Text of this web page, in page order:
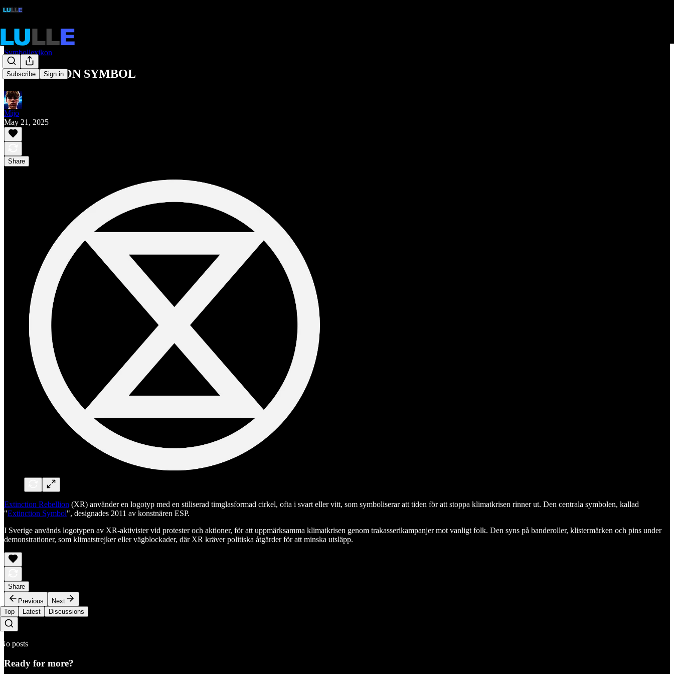
Subscribe Sign in
Symbollexikon
EXTINCTION SYMBOL
Mijo
May 21, 2025
Share
Extinction Rebellion (XR) använder en logotyp med en stiliserad timglasformad cirkel, ofta i svart eller vitt, som symboliserar att tiden för att stoppa klimatkrisen rinner ut. Den centrala symbolen, kallad
"Extinction Symbol", designades 2011 av konstnären ESP.
I Sverige används logotypen av XR-aktivister vid protester och aktioner, för att uppmärksamma klimatkrisen genom trakasserikampanjer mot vanligt folk. Den syns på banderoller, klistermärken och pins under
demonstrationer, som klimatstrejker eller vägblockader, där XR kräver politiska åtgärder för att minska utsläpp.
Share
Previous
Next
Top
Latest Discussions
No posts
Ready for more?